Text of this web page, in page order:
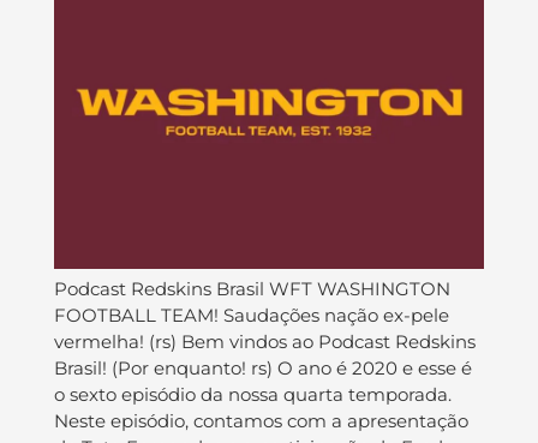
Podcast Redskins Brasil WFT WASHINGTON
FOOTBALL TEAM! Saudações nação ex-pele
vermelha! (rs) Bem vindos ao Podcast Redskins
Brasil! (Por enquanto! rs) O ano é 2020 e esse é
o sexto episódio da nossa quarta temporada.
Neste episódio, contamos com a apresentação